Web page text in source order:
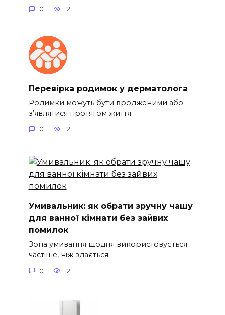
0 12
Перевірка родимок у дерматолога
Родимки можуть бути вродженими або
з’являтися протягом життя.
0 12
Умивальник: як обрати зручну чашу
для ванної кімнати без зайвих
помилок
Зона умивання щодня використовується
частіше, ніж здається.
0 12